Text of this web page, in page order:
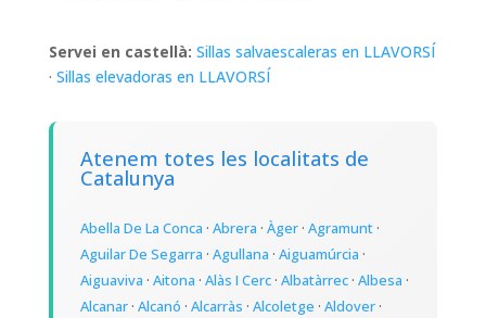
Servei en castellà: Sillas salvaescaleras en LLAVORSÍ
· Sillas elevadoras en LLAVORSÍ
Atenem totes les localitats de
Catalunya
Abella De La Conca · Abrera · Àger· Agramunt·
Aguilar De Segarra · Agullana · Aiguamúrcia ·
Aiguaviva · Aitona · Alàs I Cerc· Albatàrrec· Albesa ·
Alcanar· Alcanó · Alcarràs · Alcoletge · Aldover·